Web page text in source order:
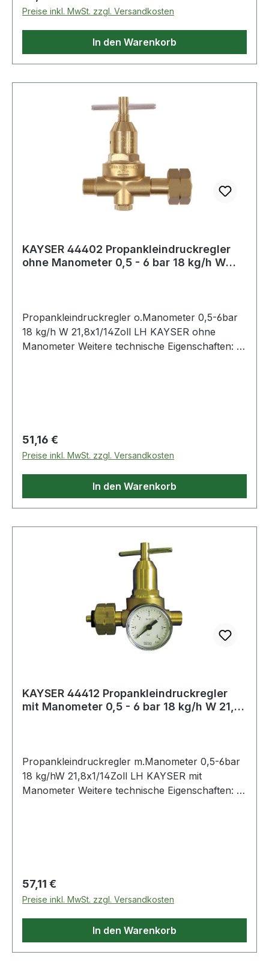
Preise inkl. MwSt. zzgl. Versandkosten
In den Warenkorb
KAYSER 44402 Propankleindruckregler
ohne Manometer 0,5 - 6 bar 18 kg/h W
Propankleindruckregler o.Manometer 0,5-6bar
18 kg/h W 21,8x1/14Zoll LH KAYSER ohne
Manometer Weitere technische Eigenschaften: ·
Regulärer Preis:
51,16 €
Preise inkl. MwSt. zzgl. Versandkosten
In den Warenkorb
KAYSER 44412 Propankleindruckregler
mit Manometer 0,5 - 6 bar 18 kg/h W 21,8
Propankleindruckregler m.Manometer 0,5-6bar
18 kg/hW 21,8x1/14Zoll LH KAYSER mit
Manometer Weitere technische Eigenschaften: ·
Regulärer Preis:
57,11 €
Preise inkl. MwSt. zzgl. Versandkosten
In den Warenkorb